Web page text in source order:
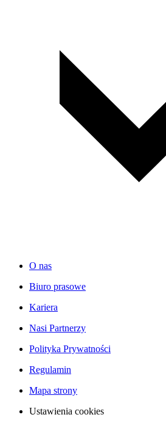
O nas
Biuro prasowe
Kariera
Nasi Partnerzy
Polityka Prywatności
Regulamin
Mapa strony
Ustawienia cookies